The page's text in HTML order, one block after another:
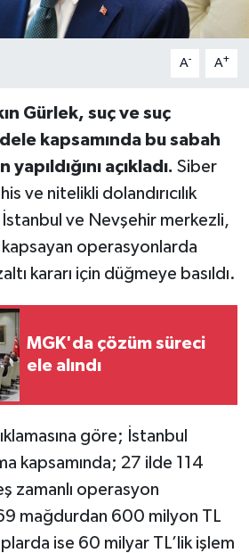
A- A+
Gürlek, suç ve suç
kapsamında bu sabah
açıkladı. Siber
ve nitelikli dolandırıcılık
İstanbul ve Nevşehir merkezli,
kapsayan operasyonlarda
kararı için düğmeye basıldı.
MGK'da çözüm süreci
ele alındı
göre; İstanbul
kapsamında; 27 ilde 114
zamanlı operasyon
mağdurdan 600 milyon TL
ise 60 milyar TL’lik işlem